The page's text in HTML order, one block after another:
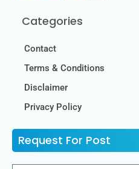
Categories
Contact
Terms & Conditions
Disclaimer
Privacy Policy
Request For Post